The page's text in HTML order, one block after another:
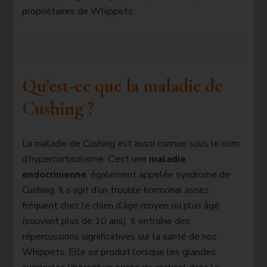
propriétaires de Whippets.
Qu’est-ce que la maladie de
Cushing ?
La maladie de Cushing est aussi connue sous le nom
d’hypercortisolisme. C’est une maladie
endocrinienne, également appelée syndrome de
Cushing. Il s’agit d’un trouble hormonal assez
fréquent chez le chien d’âge moyen ou plus âgé
(souvent plus de 10 ans). Il entraîne des
répercussions significatives sur la santé de nos
Whippets. Elle se produit lorsque les glandes